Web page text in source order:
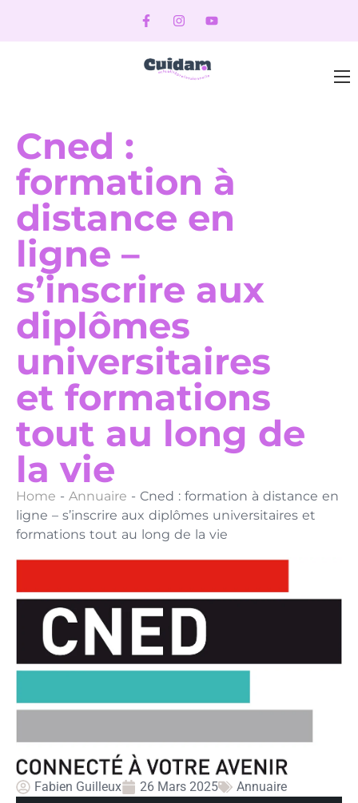
Cned :
formation à
distance en
ligne –
s’inscrire aux
diplômes
universitaires
et formations
tout au long de
la vie
Home - Annuaire - Cned : formation à distance en
ligne – s’inscrire aux diplômes universitaires et
formations tout au long de la vie
Fabien Guilleux 26 Mars 2025 Annuaire